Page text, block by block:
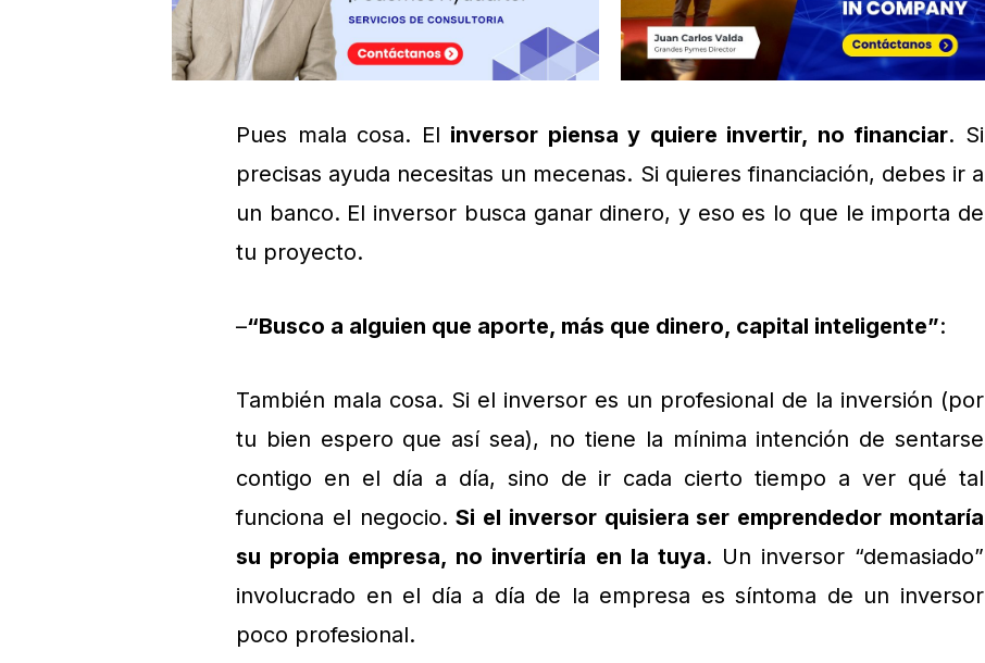
Pues mala cosa. El inversor piensa y quiere invertir, no financiar. Si
precisas ayuda necesitas un mecenas. Si quieres financiación, debes ir a
un banco. El inversor busca ganar dinero, y eso es lo que le importa de
tu proyecto.
–“Busco a alguien que aporte, más que dinero, capital inteligente”:
También mala cosa. Si el inversor es un profesional de la inversión (por
tu bien espero que así sea), no tiene la mínima intención de sentarse
contigo en el día a día, sino de ir cada cierto tiempo a ver qué tal
funciona el negocio.Si el inversor quisiera ser emprendedor montaría
su propia empresa, no invertiría en la tuya. Un inversor “demasiado”
involucrado en el día a día de la empresa es síntoma de un inversor
poco profesional.